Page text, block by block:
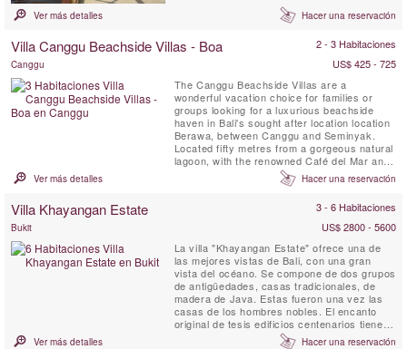
pero la villa realmente entra en su cuenta
como un lugar mágico e inolvidable boda.
Ver más detalles Hacer una reservación
Villa Canggu Beachside Villas - Boa 2 - 3 Habitaciones
Canggu
US$ 425 - 725
The Canggu Beachside Villas are a
wonderful vacation choice for families or
groups looking for a luxurious beachside
haven in Bali's sought after location location
Berawa, between Canggu and Seminyak.
Located fifty metres from a gorgeous natural
lagoon, with the renowned Café del Mar and
Lalaguna just a 100 m stroll from your front
door, the three villas have been designed to
own unique character. Five-bedroomed Villa
Ver más detalles Hacer una reservación
Villa Khayangan Estate 3 - 6 Habitaciones
Bukit
US$ 2800 - 5600
La villa "Khayangan Estate" ofrece una de
las mejores vistas de Bali, con una gran
vista del océano. Se compone de dos grupos
de antigüedades, casas tradicionales, de
madera de Java. Estas fueron una vez las
casas de los hombres nobles. El encanto
original de tesis edificios centenarios tiene
viejas glorias guardados.
Ver más detalles Hacer una reservación